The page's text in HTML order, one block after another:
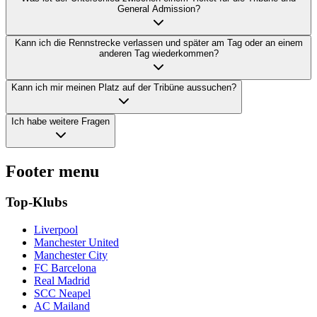
General Admission?
Kann ich die Rennstrecke verlassen und später am Tag oder an einem
anderen Tag wiederkommen?
Kann ich mir meinen Platz auf der Tribüne aussuchen?
Ich habe weitere Fragen
Footer menu
Top-Klubs
Liverpool
Manchester United
Manchester City
FC Barcelona
Real Madrid
SCC Neapel
AC Mailand